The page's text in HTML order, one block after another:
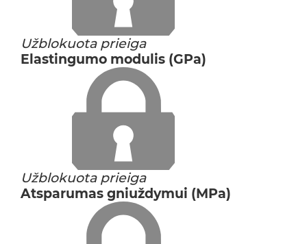
Užblokuota prieiga
Elastingumo modulis (GPa)
Užblokuota prieiga
Atsparumas gniuždymui (MPa)